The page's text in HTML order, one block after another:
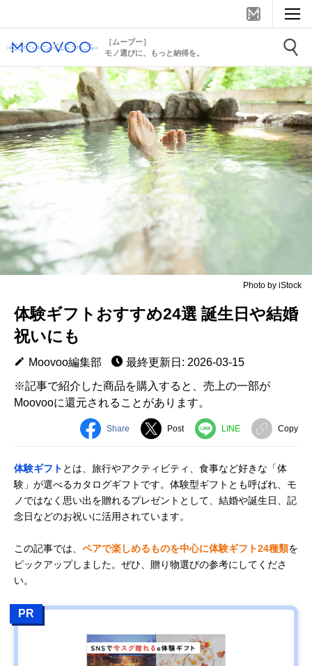
［ムーブー］
モノ選びに、もっと納得を。
Photo by iStock
体験ギフトおすすめ24選 誕生日や結婚
祝いにも
Moovoo編集部
最終更新日: 2026-03-15
※記事で紹介した商品を購入すると、売上の一部が
Moovooに還元されることがあります。
Share Post LINE Copy
体験ギフト とは、旅行やアクティビティ、食事など好きな「体
験」が選べるカタログギフトです。体験型ギフトとも呼ばれ、モ
ノではなく思い出を贈れるプレゼントとして、結婚や誕生日、記
念日などのお祝いに活用されています。
この記事では、 ペアで楽しめるものを中心に体験ギフト24種類を
ピックアップしました。ぜひ、贈り物選びの参考にしてくださ
い。
PR